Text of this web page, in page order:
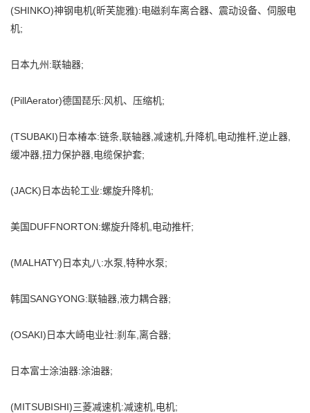
(SHINKO)神钢电机(昕芙旎雅):电磁刹车离合器、震动设备、伺服电
机;
日本九州:联轴器;
(PillAerator)德国琵乐:风机、压缩机;
(TSUBAKI)日本椿本:链条,联轴器,减速机,升降机,电动推杆,逆止器,
缓冲器,扭力保护器,电缆保护套;
(JACK)日本齿轮工业:螺旋升降机;
美国DUFFNORTON:螺旋升降机,电动推杆;
(MALHATY)日本丸八:水泵,特种水泵;
韩国SANGYONG:联轴器,液力耦合器;
(OSAKI)日本大崎电业社:刹车,离合器;
日本富士涂油器:涂油器;
(MITSUBISHI)三菱减速机:减速机,电机;